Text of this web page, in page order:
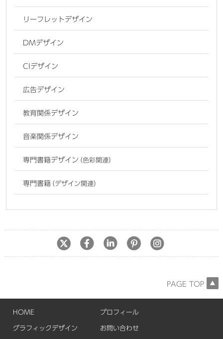
リーフレットデザイン
DMデザイン
CIデザイン
広告デザイン
教育関係デザイン
音楽関係デザイン
専門書籍デザイン（色彩関連）
専門書籍（デザイン関連）
PAGE TOP
HOME
グラフィックデザイン
プロフィール
お問い合わせ